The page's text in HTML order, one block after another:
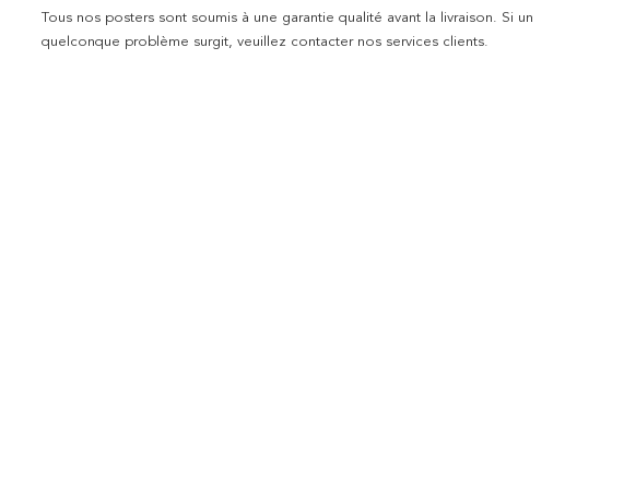
Tous nos posters sont soumis à une garantie qualité avant la livraison. Si un
quelconque problème surgit, veuillez contacter nos services clients.